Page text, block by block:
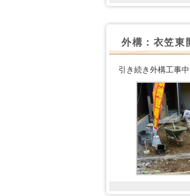
外構：衣笠東
引き続き外構工事